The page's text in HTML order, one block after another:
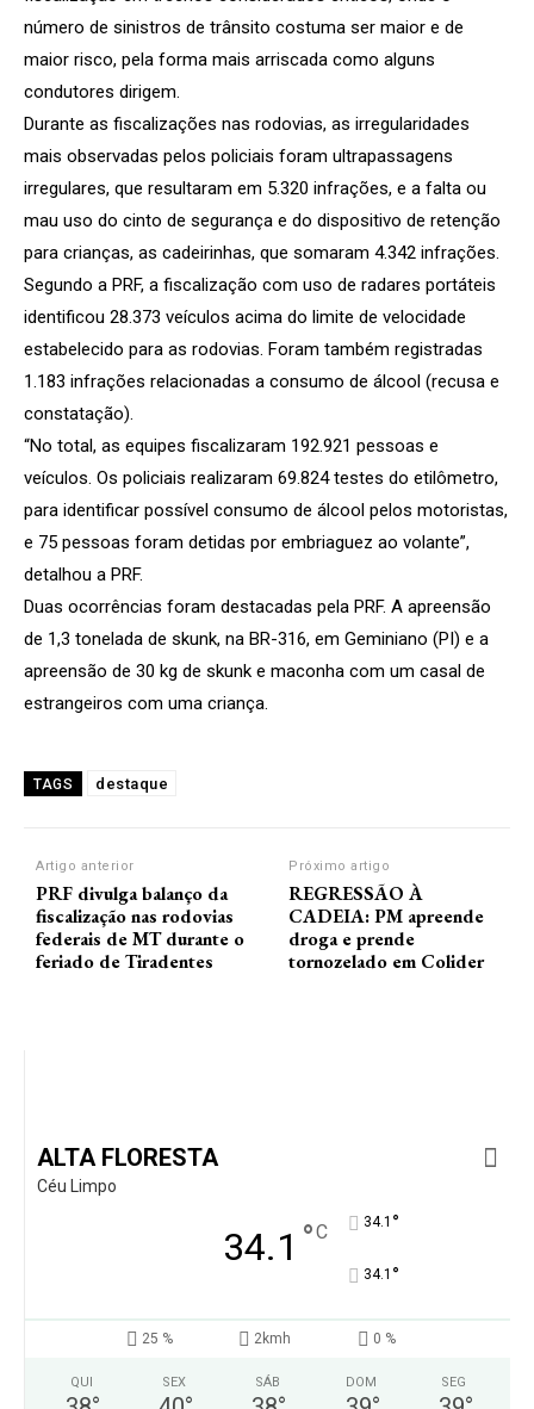
número de sinistros de trânsito costuma ser maior e de
maior risco, pela forma mais arriscada como alguns
condutores dirigem.
Durante as fiscalizações nas rodovias, as irregularidades
mais observadas pelos policiais foram ultrapassagens
irregulares, que resultaram em 5.320 infrações, e a falta ou
mau uso do cinto de segurança e do dispositivo de retenção
para crianças, as cadeirinhas, que somaram 4.342 infrações.
Segundo a PRF, a fiscalização com uso de radares portáteis
identificou 28.373 veículos acima do limite de velocidade
estabelecido para as rodovias. Foram também registradas
1.183 infrações relacionadas a consumo de álcool (recusa e
constatação).
“No total, as equipes fiscalizaram 192.921 pessoas e
veículos. Os policiais realizaram 69.824 testes do etilômetro,
para identificar possível consumo de álcool pelos motoristas,
e 75 pessoas foram detidas por embriaguez ao volante”,
detalhou a PRF.
Duas ocorrências foram destacadas pela PRF. A apreensão
de 1,3 tonelada de skunk, na BR-316, em Geminiano (PI) e a
apreensão de 30 kg de skunk e maconha com um casal de
estrangeiros com uma criança.
TAGS destaque
Artigo anterior
PRF divulga balanço da
fiscalização nas rodovias
federais de MT durante o
feriado de Tiradentes
Próximo artigo
REGRESSÃO À
CADEIA: PM apreende
droga e prende
tornozelado em Colider
ALTA FLORESTA
Céu Limpo
34.1 °C 34.1 °
34.1 °
25 % 2kmh 0 %
QUI SEX SÁB DOM SEG